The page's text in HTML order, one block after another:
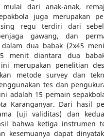
mulai dari anak-anak,
juga merupakan
regu terdiri dari
gawang, dan
dua babak (2x45
menit diantara dua
merupakan penelitian
metode survey dan
tes dan
adalah 15 pemain
Karanganyar. Dari hasil
(uji validitas) dan
bahwa ketiga instrumen
kesemuanya dapat